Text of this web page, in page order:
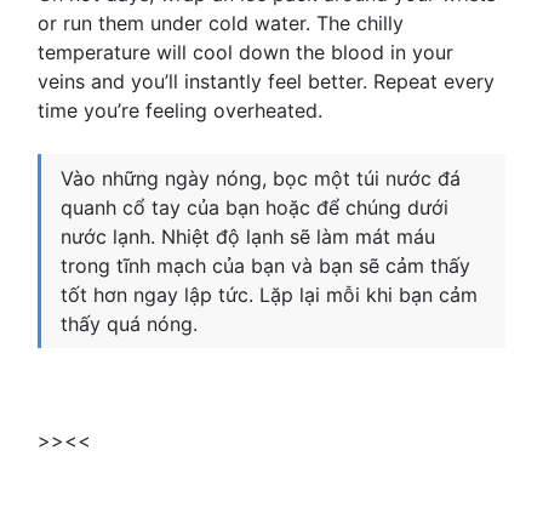
or run them under cold water. The chilly
temperature will cool down the blood in your
veins and you’ll instantly feel better. Repeat every
time you’re feeling overheated.
Vào những ngày nóng, bọc một túi nước đá
quanh cổ tay của bạn hoặc để chúng dưới
nước lạnh. Nhiệt độ lạnh sẽ làm mát máu
trong tĩnh mạch của bạn và bạn sẽ cảm thấy
tốt hơn ngay lập tức. Lặp lại mỗi khi bạn cảm
thấy quá nóng.
>><<